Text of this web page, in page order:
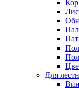
Для